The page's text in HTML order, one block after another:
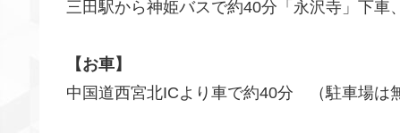
三田駅から神姫バスで約40分「永沢寺」下車
【お車】
中国道西宮北ICより車で約40分 （駐車場は